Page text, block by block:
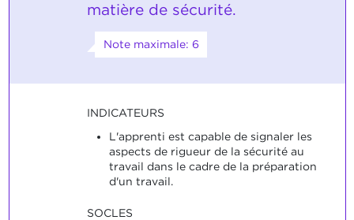
matière de sécurité.
Note maximale: 6
INDICATEURS
L'apprenti est capable de signaler les
aspects de rigueur de la sécurité au
travail dans le cadre de la préparation
d'un travail.
SOCLES